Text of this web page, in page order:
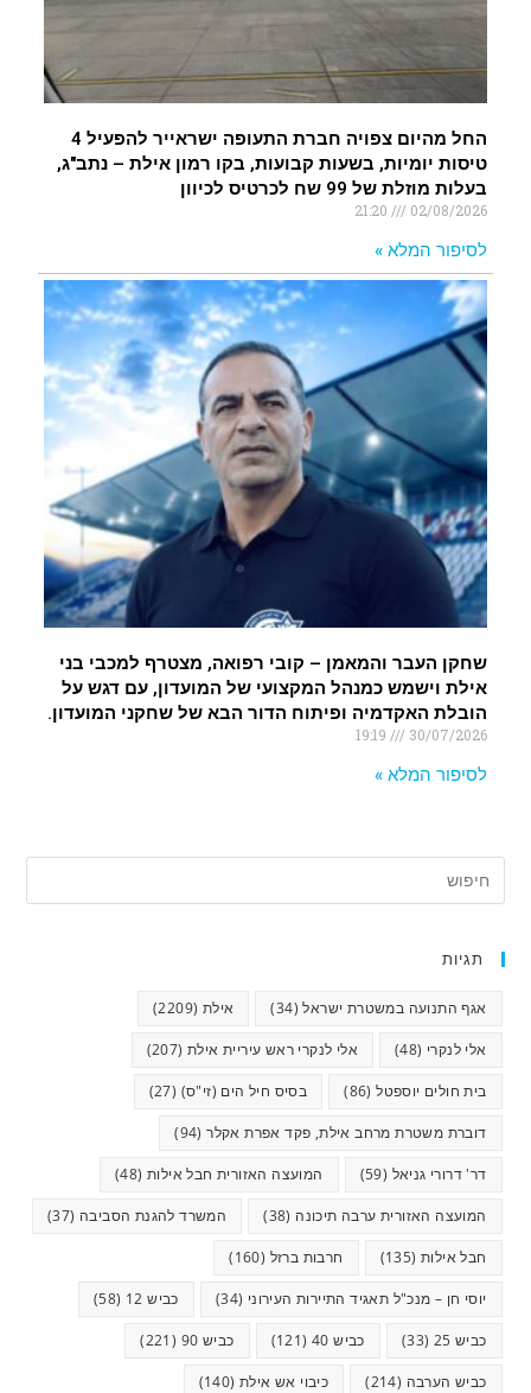
החל מהיום צפויה חברת התעופה ישראייר להפעיל 4
טיסות יומיות, בשעות קבועות, בקו רמון אילת – נתב"ג,
בעלות מוזלת של 99 שח לכרטיס לכיוון
02/08/2026
לסיפור המלא »
שחקן העבר והמאמן – קובי רפואה, מצטרף למכבי בני
אילת וישמש כמנהל המקצועי של המועדון, עם דגש על
הובלת האקדמיה ופיתוח הדור הבא של שחקני המועדון.
30/07/2026
לסיפור המלא »
תגיות
אגף התנועה במשטרת ישראל(34) אילת (2209)
אלי לנקרי (48) אלי לנקרי ראש עיריית אילת (207)
בית חולים יוספטל(86) בסיס חיל הים (זי"ס) (27)
דוברת משטרת מרחב אילת, פקד אפרת אקלר(94)
דר' דרורי גניאל (59) המועצה האזורית חבל אילות (48)
המועצה האזורית ערבה תיכונה (38) המשרד להגנת הסביבה (37)
חבל אילות (135) חרבות ברזל (160)
יוסי חן – מנכ"ל תאגיד התיירות העירוני (34) כביש 12 (58)
כביש 25 (33) כביש 40 (121) כביש 90 (221)
כביש הערבה (214) כיבוי אש אילת (140)